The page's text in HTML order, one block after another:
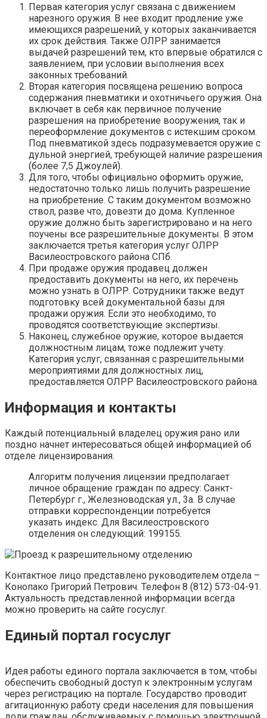
Первая категория услуг связана с движением
нарезного оружия. В нее входит продление уже
имеющихся разрешений, у которых заканчивается
их срок действия. Также ОЛРР занимается
выдачей разрешений тем, кто впервые обратился с
заявлением, при условии выполнения всех
законных требований.
Вторая категория посвящена решению вопроса
содержания пневматики и охотничьего оружия. Она
включает в себя как первичное получение
разрешения на приобретение вооружения, так и
переоформление документов с истекшим сроком.
Под пневматикой здесь подразумевается оружие с
дульной энергией, требующей наличие разрешения
(более 7,5 Джоулей).
Для того, чтобы официально оформить оружие,
недостаточно только лишь получить разрешение
на приобретение. С таким документом возможно
ствол, разве что, довезти до дома. Купленное
оружие должно быть зарегистрировано и на него
поучены все разрешительные документы. В этом
заключается третья категория услуг ОЛРР
Василеостровского района СПб.
При продаже оружия продавец должен
предоставить документы на него, их перечень
можно узнать в ОЛРР. Сотрудники также ведут
подготовку всей документальной базы для
продажи оружия. Если это необходимо, то
проводятся соответствующие экспертизы.
Наконец, служебное оружие, которое выдается
должностным лицам, тоже подлежит учету.
Категория услуг, связанная с разрешительными
мероприятиями для должностных лиц,
предоставляется ОЛРР Василеостровского района.
Информация и контакты
Каждый потенциальный владелец оружия рано или
поздно начнет интересоваться общей информацией об
отделе лицензирования.
Алгоритм получения лицензии предполагает
личное обращение граждан по адресу: Санкт-
Петербург г., Железноводская ул., 3а. В случае
отправки корреспонденции потребуется
указать индекс. Для Василеостровского
отделения он следующий: 199155.
Контактное лицо представлено руководителем отдела –
Конопако Григорий Петрович. Телефон 8 (812) 573-04-91.
Актуальность представленной информации всегда
можно проверить на сайте госуслуг.
Единый портал госуслуг
Идея работы единого портала заключается в том, чтобы
обеспечить свободный доступ к электронным услугам
через регистрацию на портале. Государство проводит
агитационную работу среди населения для повышения